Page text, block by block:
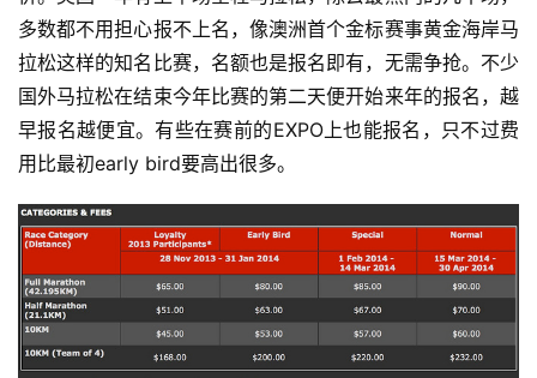
用
户
精
选
运
动
集
多数都不用担心报不上名，像澳洲首个金标赛事黄金海岸马
拉松这样的知名比赛，名额也是报名即有，无需争抢。不少
国外马拉松在结束今年比赛的第二天便开始来年的报名，越
早报名越便宜。有些在赛前的EXPO上也能报名，只不过费
用比最初early bird要高出很多。